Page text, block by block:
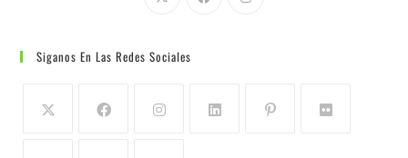
Siganos En Las Redes Sociales